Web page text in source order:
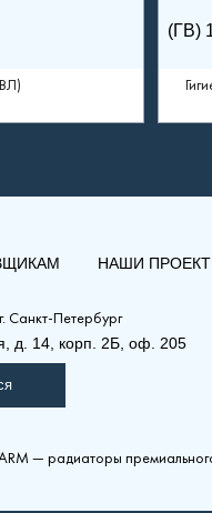
(ГВ)
НАШИ
г. Санкт-Петербург
д. 14, корп. 2Б, оф. 205
— радиаторы